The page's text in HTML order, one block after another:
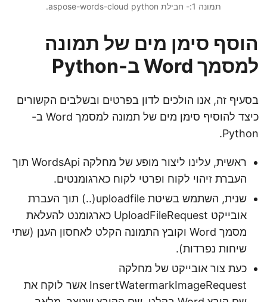
תמונה 1:- חבילת aspose-words-cloud python.
הוסף סימן מים של תמונה
למסמך Word ב-Python
בסעיף זה, אנו הולכים לדון בפרטים ובשלבים הקשורים
כיצד להוסיף סימן מים של תמונה למסמך Word ב-
Python.
ראשית, עלינו ליצור מופע של מחלקה WordsApi תוך
העברת זיהוי לקוח ופרטי לקוח כארגומנטים.
שנית, השתמש בשיטת uploadfile(..) תוך העברת
אובייקט UploadFileRequest כארגומנט להעלאת
מסמך Word וקובץ התמונה הקלט לאחסון הענן (שתי
שיחות נפרדות).
כעת צור אובייקט של מחלקה
InsertWatermarkImageRequest אשר לוקח את